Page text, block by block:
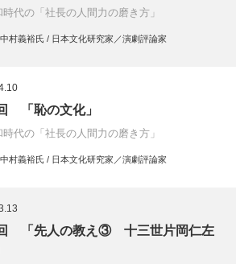
時代の「社長の人間力の磨き方」
中村義裕氏 / 日本文化研究家／演劇評論家
「恥の文化」
時代の「社長の人間力の磨き方」
中村義裕氏 / 日本文化研究家／演劇評論家
「先人の教え③ 十三世片岡仁左